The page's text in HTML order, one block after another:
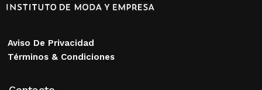
Aviso De Privacidad
Términos & Condiciones